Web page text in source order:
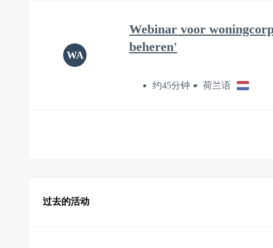
WA
Webinar voor
beheren'
约45分钟 荷兰语
过去的活动